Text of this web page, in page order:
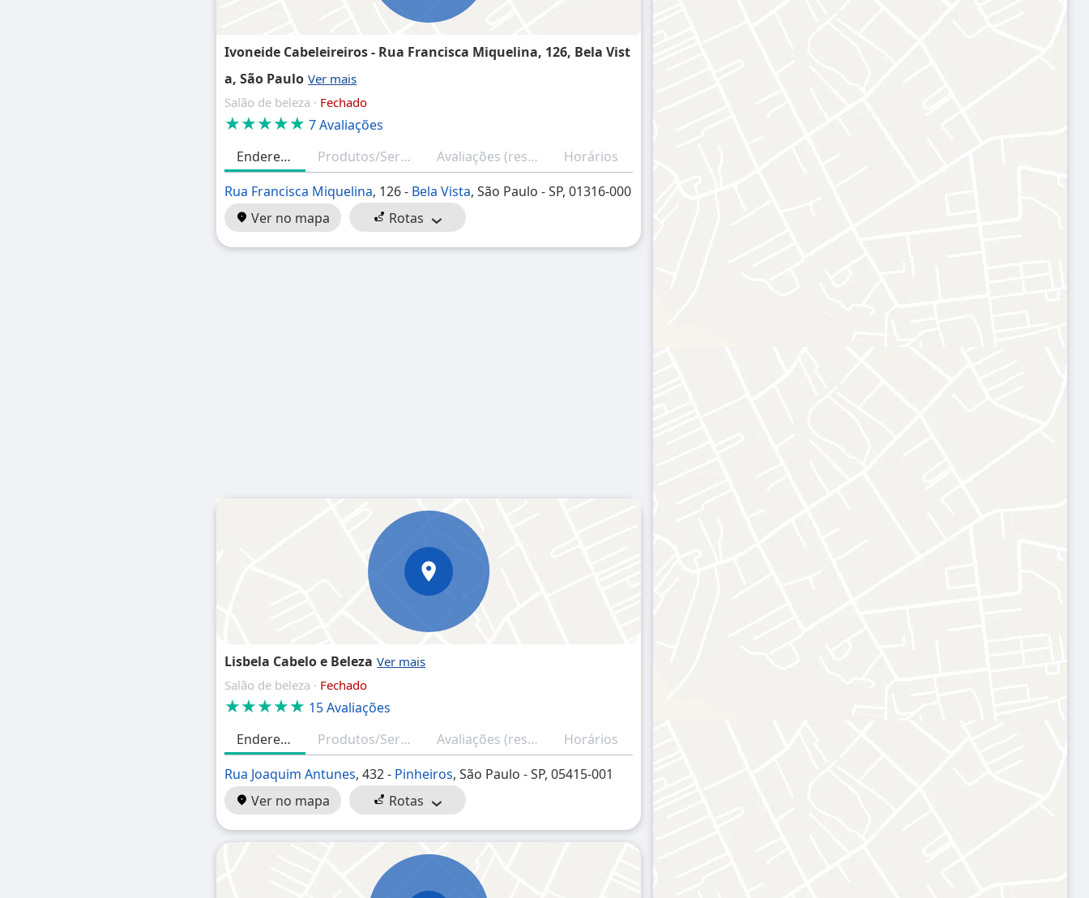
Ivoneide Cabeleireiros - Rua Francisca Miquelina, 126, Bela Vist
a, São Paulo
Salão de beleza · Fechado
★★★★★ 7 Avaliações
Endereço
Produtos/Serviços Avaliações (resumo)
Horários
Rua Francisca Miquelina, 126 - Bela Vista, São Paulo - SP, 01316-000
Ver no mapa
Rotas
Lisbela Cabelo e Beleza
Salão de beleza · Fechado
★★★★★ 15 Avaliações
Endereço
Produtos/Serviços Avaliações (resumo)
Horários
Rua Joaquim Antunes, 432 - Pinheiros, São Paulo - SP, 05415-001
Ver no mapa
Rotas